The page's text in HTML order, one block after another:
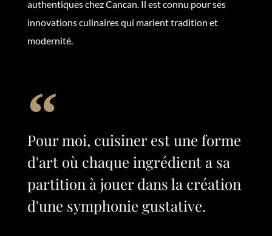
authentiques chez Cancan. Il est connu pour ses
innovations culinaires qui marient tradition et
modernité.
Pour moi, cuisiner est une forme
d'art où chaque ingrédient a sa
partition à jouer dans la création
d'une symphonie gustative.